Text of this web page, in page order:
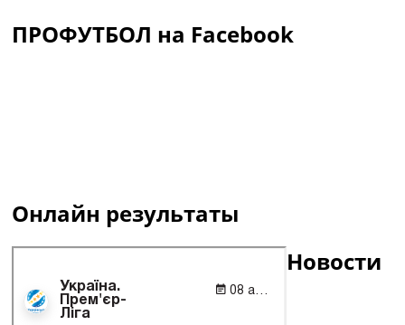
ПРОФУТБОЛ на Facebook
Онлайн результаты
Новости